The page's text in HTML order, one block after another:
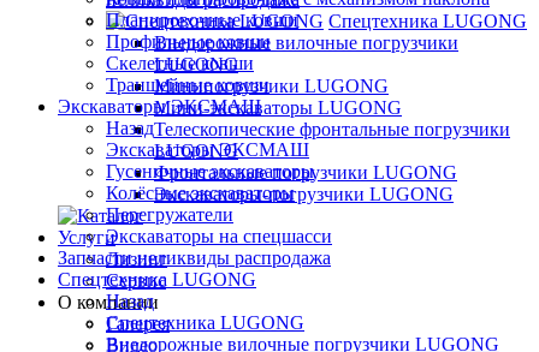
Спецтехника LUGONG
Внедорожные вилочные погрузчики
LUGONG
Минипогрузчики LUGONG
Мини-экскаваторы LUGONG
Телескопические фронтальные погрузчики
LUGONG
Фронтальные погрузчики LUGONG
Экскаваторы-погрузчики LUGONG
Услуги
Лизинг
Сервис
О компании
Галерея
Видео
Планировочные ковши
Профильные ковши
Скелетные ковши
Траншейные ковши
Экскаваторы ЭКСМАШ
Назад
Экскаваторы ЭКСМАШ
Гусеничные экскаваторы
Колёсные экскаваторы
Перегружатели
Экскаваторы на спецшасси
Запчасти неликвиды распродажа
Спецтехника LUGONG
Назад
Спецтехника LUGONG
Внедорожные вилочные погрузчики LUGONG